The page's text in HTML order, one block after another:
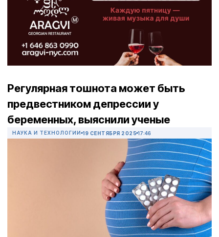
Регулярная тошнота может быть
предвестником депрессии у
беременных, выяснили ученые
НАУКА И ТЕХНОЛОГИИ 19 СЕНТЯБРЯ 2025 17:46